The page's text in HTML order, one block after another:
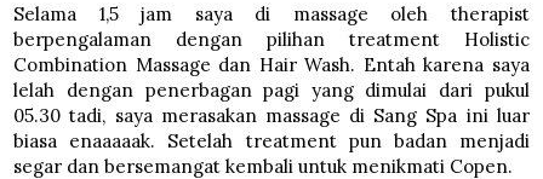
Selama 1,5 jam saya di massage oleh therapist
berpengalaman dengan pilihan treatment Holistic
Combination Massage dan Hair Wash. Entah karena saya
lelah dengan penerbagan pagi yang dimulai dari pukul
05.30 tadi, saya merasakan massage di Sang Spa ini luar
biasa enaaaaak. Setelah treatment pun badan menjadi
segar dan bersemangat kembali untuk menikmati Copen.